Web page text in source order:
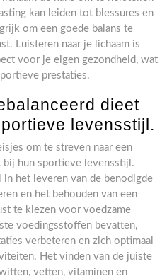
kan leiden tot blessures en
om een goede balans te
Luisteren naar je lichaam is
voor je eigen gezondheid, wat
prestaties.
dieet
levensstijl.
om te streven naar een
bij hun sportieve levensstijl.
het leveren van de benodigde
en het behouden van een
te kiezen voor voedzame
voedingsstoffen bevatten,
verbeteren en zich optimaal
Het vinden van de juiste
vetten, vitaminen en